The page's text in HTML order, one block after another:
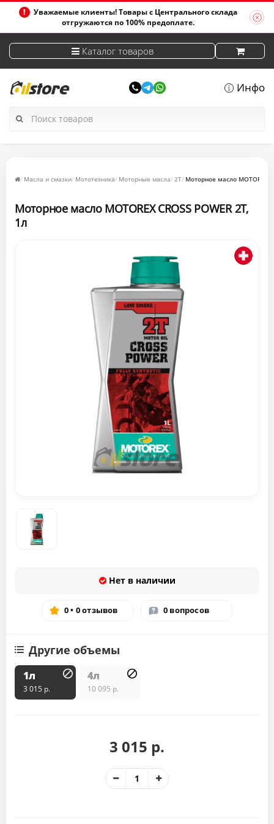
Уважаемые клиенты! Товары с Центрального склада
отгружаются по 100% предоплате.
Каталог товаров
Инфо
Масла и смазки Мототехника Моторные масла 2T Моторное масло MOTOREX
Моторное масло MOTOREX CROSS POWER 2T,
1л
Нет в наличии
0 • 0 отзывов 0 вопросов
Другие объемы
1л
3 015 р.
4л
10 095 р.
3 015 р.